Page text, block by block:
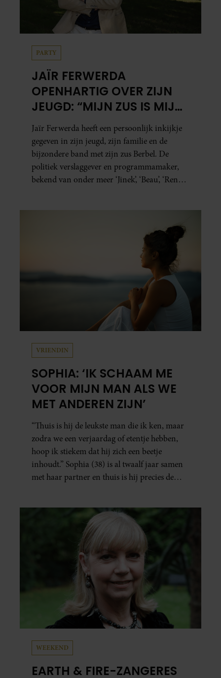
PARTY
JAÏR FERWERDA
OPENHARTIG OVER ZIJN
JEUGD: “MIJN ZUS IS MIJN
MORELE KOMPAS”
Jaïr Ferwerda heeft een persoonlijk inkijkje
gegeven in zijn jeugd, zijn familie en de
bijzondere band met zijn zus Berbel. De
politiek verslaggever en programmamaker,
bekend van onder meer ‘Jinek’, ‘Beau’, ‘Renze’,
VRIENDIN
SOPHIA: ‘IK SCHAAM ME
VOOR MIJN MAN ALS WE
MET ANDEREN ZIJN’
“Thuis is hij de leukste man die ik ken, maar
zodra we een verjaardag of etentje hebben,
hoop ik stiekem dat hij zich een beetje
inhoudt.” Sophia (38) is al twaalf jaar samen
met haar partner en thuis is hij precies de
vaker schaamt zodra ze samen onder de
WEEKEND
EARTH & FIRE-ZANGERES